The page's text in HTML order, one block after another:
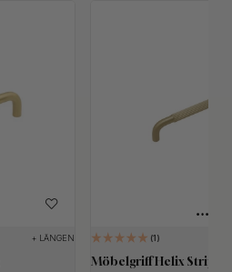
+ LÄNGEN 1
Möbelgriff Helix Stripe -